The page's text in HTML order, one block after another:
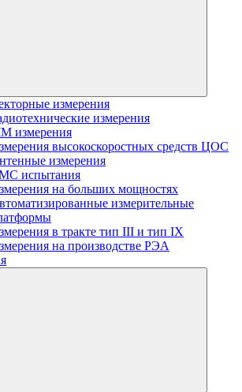
измерения
измерения
измерения
высокоскоростных средств ЦОС
измерения
испытания
на больших мощностях
измерительные
в тракте тип III и тип IX
на производстве РЭА